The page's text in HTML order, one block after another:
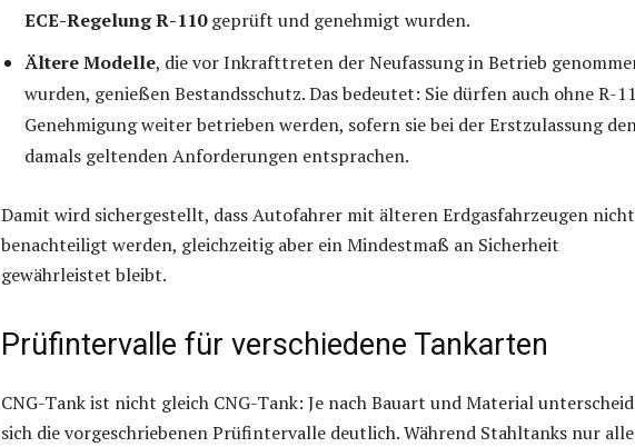
ECE-Regelung R-110geprüft und genehmigt wurden.
Ältere Modelle, die vor Inkrafttreten der Neufassung in Betrieb
wurden, genießen Bestandsschutz. Das bedeutet: Sie dürfen auch ohne R-
Genehmigung weiter betrieben werden, sofern sie bei der Erstzulassung
damals geltenden Anforderungen entsprachen.
Damit wird sichergestellt, dass Autofahrer mit älteren Erdgasfahrzeugen nicht
benachteiligt werden, gleichzeitig aber ein Mindestmaß an Sicherheit
gewährleistet bleibt.
Prüfintervalle für verschiedene Tankarten
CNG-Tank ist nicht gleich CNG-Tank: Je nach Bauart und Material
sich die vorgeschriebenen Prüfintervalle deutlich. Während Stahltanks nur alle